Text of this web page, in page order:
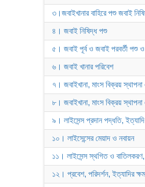
৩।জবাইখানার বাহিরে পশু জবাই
৪। জবাই নিষিদ্ধ পশু
৫। জবাই পূর্ব ও জবাই পরবর্তী পশু ও
৬। জবাই খানার পরিবেশ
৭। জবাইখানা, মাংস বিক্রয়
৮। জবাইখানা, মাংস বিক্রয়
৯। লাইসেন্স প্রদান পদ্ধতি, ইত্যাদি
১০। লাইসেন্সের মেয়াদ ও নবায়ন
১১। লাইসেন্স স্থগিত ও বাতিলকরণ,
১২। প্রবেশ, পরিদর্শন, ইত্যাদির